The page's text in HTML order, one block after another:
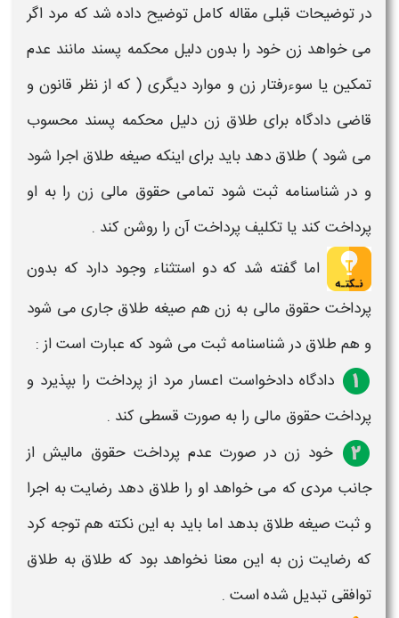
در توضیحات قبلی مقاله کامل توضیح داده شد که مرد اگر
می خواهد زن خود را بدوندلیل محکمه پسند مانند عدم
تمکین یا سوءرفتار زن و موارد دیگری ( که از نظر قانون و
قاضی دادگاه برای طلاق زن دلیلمحکمه پسند محسوب
می شود ) طلاق دهد باید برای اینکه صیغه طلاق اجرا شود
و در شناسنامه ثبت شود تمامی حقوق مالی زنرا به او
پرداخت کند یا تکلیف پرداخت آن را روشن کند .
اما گفته شد که دو استثناء وجود دارد که بدون
پرداخت حقوق مالی به زنهم صیغه طلاق جاری می شود
و هم طلاق در شناسنامه ثبت می شود که عبارت است از :
دادگاه دادخواست اعسار مرد از پرداخت را بپذیرد و
پرداخت حقوق مالی را به صورت قسطی کند .
خود زن در صورت عدم پرداخت حقوق مالیش از
جانب مردی که می خواهد او را طلاق دهد رضایتبه اجرا
و ثبت صیغه طلاق بدهد اما باید به این نکته هم توجه کرد
که رضایت زن به این معنا نخواهد بود که طلاقبه طلاق
توافقی تبدیل شده است .